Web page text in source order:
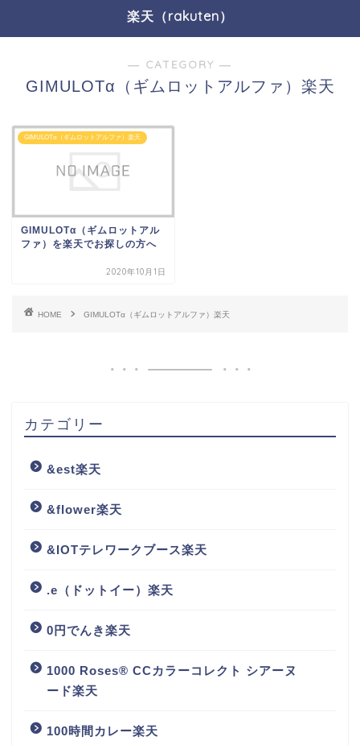
楽天（rakuten）
― CATEGORY ―
GIMULOTα（ギムロットアルファ）楽天
GIMULOTα（ギムロットアルファ）楽天
GIMULOTα（ギムロットアル
ファ）を楽天でお探しの方へ
2020年10月1日
HOME GIMULOTα（ギムロットアルファ）楽天
カテゴリー
&est楽天
&flower楽天
&IOTテレワークブース楽天
.e（ドットイー）楽天
0円でんき楽天
1000 Roses® CCカラーコレクト シアーヌ
ード楽天
100時間カレー楽天